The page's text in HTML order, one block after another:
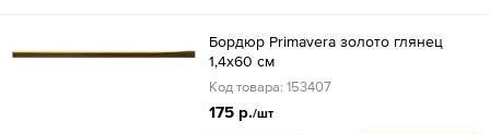
Бордюр Primavera золото глянец
1,4х60 см
Код товара: 153407
175 р./шт